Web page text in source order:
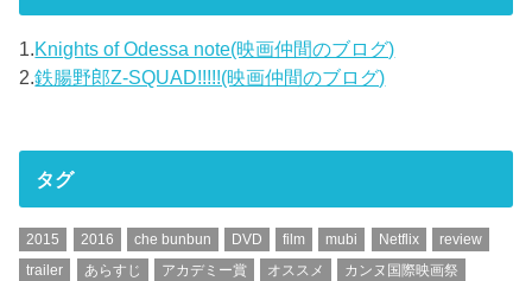
1.Knights of Odessa note(映画仲間のブログ)
2.鉄腸野郎Z-SQUAD!!!!!(映画仲間のブログ)
タグ
2015 2016 che bunbun DVD film mubi Netflix
review
trailer
あらすじ アカデミー賞 オススメ
カンヌ国際映画祭